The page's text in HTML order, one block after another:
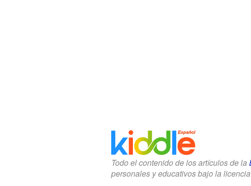
Todo el contenido de los artículos de la
personales y educativos bajo la licencia